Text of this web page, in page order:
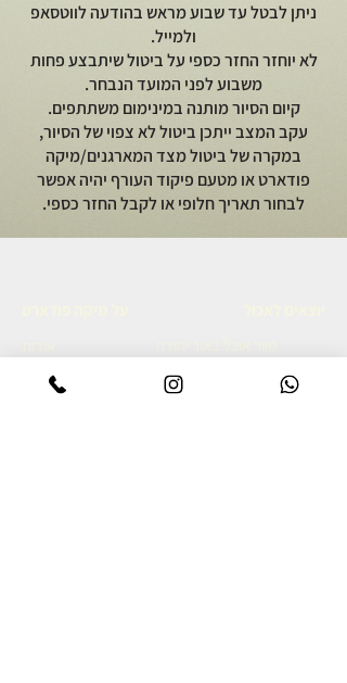
ניתן לבטל עד שבוע מראש בהודעה לווטסאפ
ולמייל.
לא יוחזר החזר כספי על ביטול שיתבצע פחות
משבוע לפני המועד הנבחר.
קיום הסיור מותנה במינימום משתתפים.
עקב המצב ייתכן ביטול לא צפוי של הסיור,
במקרה של ביטול מצד המארגנים/מיקה
פודארט או מטעם פיקוד העורף יהיה אפשר
לבחור תאריך חלופי או לקבל החזר כספי.
מתכונים גאורגים סיור קולינרי ברמת הגולן